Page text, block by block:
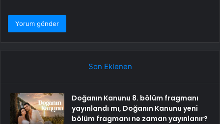
Son Eklenen
Doğanın Kanunu 8. bölüm fragmanı
yayınlandı mı, Doğanın Kanunu yeni
bölüm fragmanı ne zaman yayınlanır?